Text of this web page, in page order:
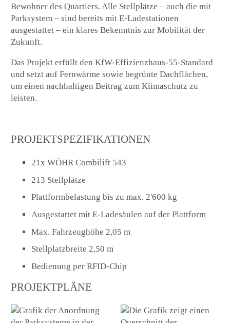
Bewohner des Quartiers. Alle Stellplätze – auch die mit
Parksystem – sind bereits mit E-Ladestationen
ausgestattet – ein klares Bekenntnis zur Mobilität der
Zukunft.
Das Projekt erfüllt den KfW-Effizienzhaus-55-Standard
und setzt auf Fernwärme sowie begrünte Dachflächen,
um einen nachhaltigen Beitrag zum Klimaschutz zu
leisten.
PROJEKTSPEZIFIKATIONEN
21x WÖHR Combilift 543
213 Stellplätze
Plattformbelastung bis zu max. 2'600 kg
Ausgestattet mit E-Ladesäulen auf der Plattform
Max. Fahrzeughöhe 2,05 m
Stellplatzbreite 2,50 m
Bedienung per RFID-Chip
PROJEKTPLÄNE